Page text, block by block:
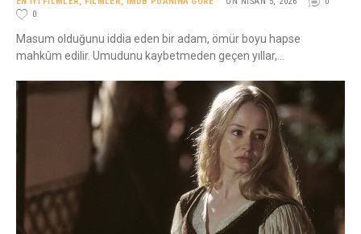
0
Masum olduğunu iddia eden bir adam, ömür boyu hapse
mahkûm edilir. Umudunu kaybetmeden geçen yıllar,…